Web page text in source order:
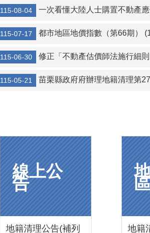
115-08-04 一次看懂大陸人士購置不動產
115-07-17 都市地區地價指數（第66期）
115-06-30 修正「不動產估價師法施行細
115-05-21 苗栗縣政府府辦理地籍清理第27批（第2次）標售作業
線上公
告
地籍清理公告(補列
地籍